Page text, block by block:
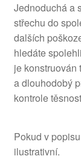
Jednoduchá a
střechu do
dalších
hledáte
je konstruován
a dlouhodobý
kontrole
Pokud v
ilustrativní.